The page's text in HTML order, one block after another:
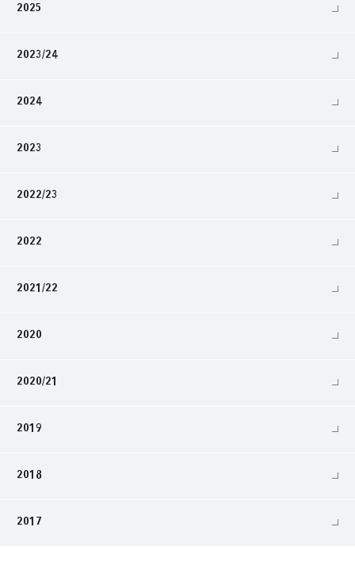
2025
2023/24
2024
2023
2022/23
2022
2021/22
2020
2020/21
2019
2018
2017